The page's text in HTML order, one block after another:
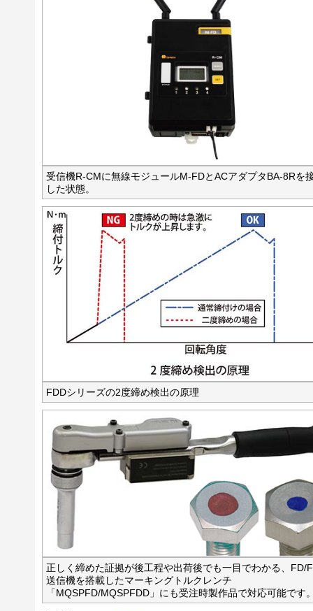
受信機R-CMに無線モジュールM-FDとACアダプタBA-8Rを
した状態。
FDDシリーズの2度締め検出の原理
正しく締めた証拠が後工程や出荷後でも一目でわかる、FD/
送信機を搭載したマーキングトルクレンチ
「MQSPFD/MQSPFDD」にも受注時製作品で対応可能です